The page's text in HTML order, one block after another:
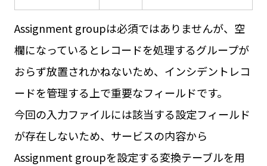
Assignment groupは必須ではありませんが、空
欄になっているとレコードを処理するグループが
おらず放置されかねないため、インシデントレコ
ードを管理する上で重要なフィールドです。
今回の入力ファイルには該当する設定フィールド
が存在しないため、サービスの内容から
Assignment groupを設定する変換テーブルを用